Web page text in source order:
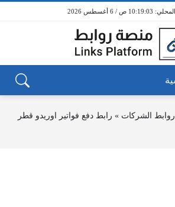
10:19:03 ص / 6 أغسطس 2026
روابط الشركات » رابط دفع فواتير اوريدو قطر